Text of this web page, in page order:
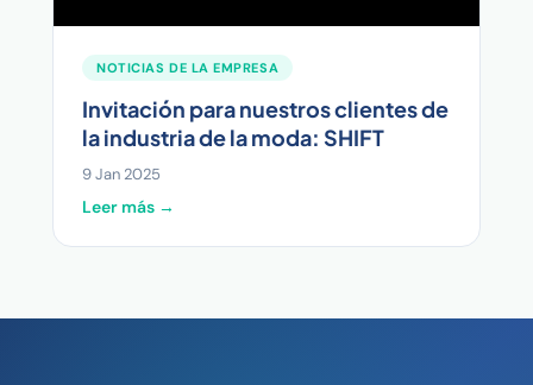
NOTICIAS DE LA EMPRESA
Invitación para nuestros clientes de
la industria de la moda: SHIFT
9 Jan 2025
Leer más →